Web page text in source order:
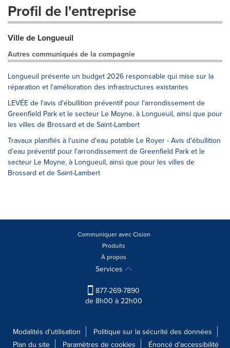
Profil de l'entreprise
Ville de Longueuil
Autres communiqués de la compagnie
Longueuil présente un budget 2026 responsable qui mise sur la
réparation et l'amélioration des infrastructures existantes
LEVÉE de l'avis d'ébullition préventif pour l'arrondissement de
Greenfield Park et le secteur Le Moyne, à Longueuil, ainsi que pour
les villes de Brossard et de Saint-Lambert
Travaux planifiés à l'usine d'eau potable Le Royer - Avis d'ébullition
d'eau préventif pour l'arrondissement de Greenfield Park et le
secteur Le Moyne, à Longueuil, ainsi que pour les villes de
Brossard et de Saint-Lambert
Communiquer avec Cision
Produits
À propos
Services
877-269-7890
de 8h00 à 22h00
Modalités d'utilisation
Politique sur la sécurité des données
Plan du site
Paramètres de cookies Énoncé d'accessibilité